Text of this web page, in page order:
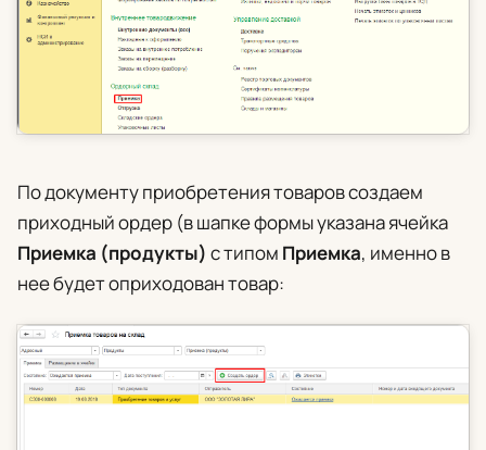
По документу приобретения товаров создаем
приходный ордер (в шапке формы указана ячейка
Приемка (продукты) с типом Приемка, именно в
нее будет оприходован товар: